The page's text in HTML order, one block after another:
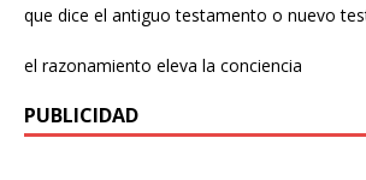
que dice el antiguo testamento o nuevo
el razonamiento eleva la conciencia
PUBLICIDAD